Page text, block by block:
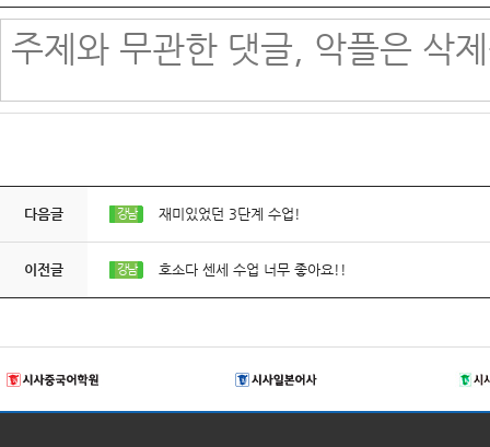
다음글 강남 재미있었던 3단계 수업!
이전글 강남 호소다 센세 수업 너무 좋아요!!